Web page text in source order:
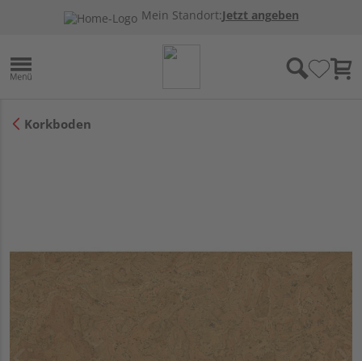
Mein Standort:Jetzt angeben
Korkboden